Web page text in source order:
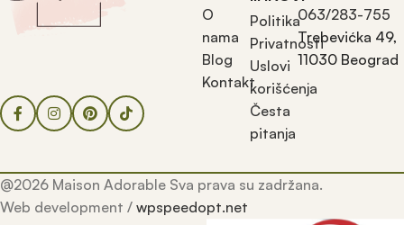
O
nama
Blog
Kontakt
Politika
Privatnosti
Uslovi
korišćenja
Česta
pitanja
063/283-755
Trebevićka 49,
11030 Beograd
@2026 Maison Adorable Sva prava su zadržana.
Web development / wpspeedopt.net